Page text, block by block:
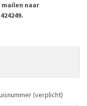
naar
(verplicht)